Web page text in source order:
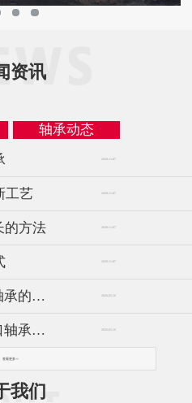
资讯
轴承动态
2020-11-07
工艺 2020-11-07
的方法 2020-11-07
2020-11-07
如何检查和处理FAG进口轴承的滚动声 2026-05-16
影响着性能与寿命FAG进口轴承的安装方法 2026-05-16
查看更多>>
我们